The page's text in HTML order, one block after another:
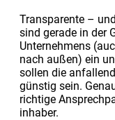
Transparente –
sind gerade in der
Unternehmens
nach außen) ein
sollen die
günstig sein.
richtige
inhaber.